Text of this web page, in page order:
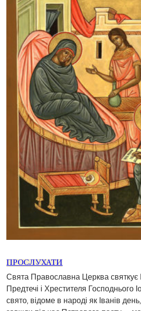
ПРОСЛУХАТИ
Свята Православна Церква святкує
Предтечі і Хрестителя Господнього
свято, відоме в народі як Іванів